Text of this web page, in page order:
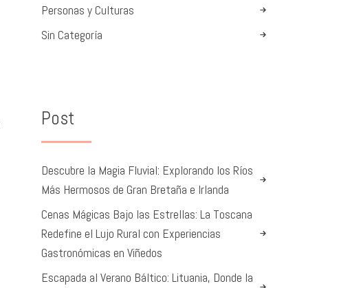
Personas y Culturas
Sin Categoría
Post
Descubre la Magia Fluvial: Explorando los Ríos
Más Hermosos de Gran Bretaña e Irlanda
Cenas Mágicas Bajo las Estrellas: La Toscana
Redefine el Lujo Rural con Experiencias
Gastronómicas en Viñedos
Escapada al Verano Báltico: Lituania, Donde la